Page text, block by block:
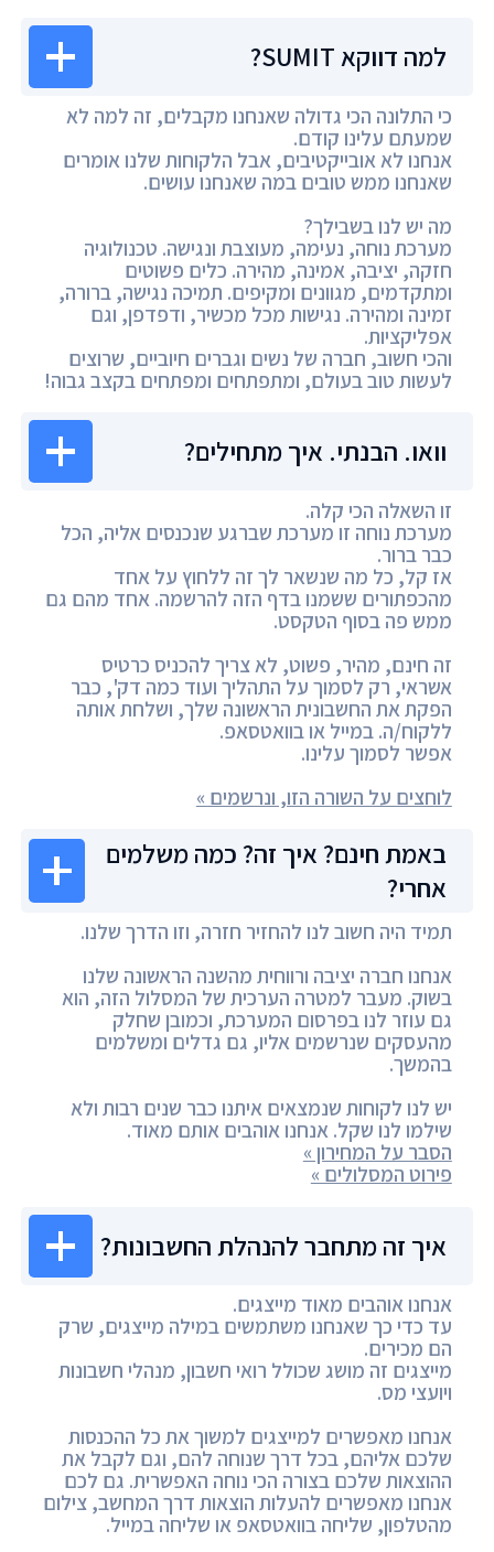
למה דווקא SUMIT?
כי התלונה הכי גדולה שאנחנו מקבלים, זה למה לא
שמעתם עלינו קודם.
אנחנו לא אובייקטיבים, אבל הלקוחות שלנו אומרים
שאנחנו ממש טובים במה שאנחנו עושים.
מה יש לנו בשבילך?
מערכת נוחה, נעימה, מעוצבת ונגישה. טכנולוגיה
חזקה, יציבה, אמינה, מהירה. כלים פשוטים
ומתקדמים, מגוונים ומקיפים. תמיכה נגישה, ברורה,
זמינה ומהירה. נגישות מכל מכשיר, ודפדפן, וגם
אפליקציות.
והכי חשוב, חברה של נשים וגברים חיוביים, שרוצים
לעשות טוב בעולם, ומתפתחים ומפתחים בקצב גבוה!
וואו. הבנתי. איך מתחילים?
זו השאלה הכי קלה.
מערכת נוחה זו מערכת שברגע שנכנסים אליה, הכל
כבר ברור.
אז קל, כל מה שנשאר לך זה ללחוץ על אחד
מהכפתורים ששמנו בדף הזה להרשמה. אחד מהם גם
ממש פה בסוף הטקסט.
זה חינם, מהיר, פשוט, לא צריך להכניס כרטיס
אשראי, רק לסמוך על התהליך ועוד כמה דק', כבר
הפקת את החשבונית הראשונה שלך, ושלחת אותה
ללקוח/ה. במייל או בוואטסאפ.
אפשר לסמוך עלינו.
לוחצים על השורה הזו, ונרשמים »
באמת חינם? איך זה? כמה משלמים
אחרי?
תמיד היה חשוב לנו להחזיר חזרה, וזו הדרך שלנו.
אנחנו חברה יציבה ורווחית מהשנה הראשונה שלנו
בשוק. מעבר למטרה הערכית של המסלול הזה, הוא
גם עוזר לנו בפרסום המערכת, וכמובן שחלק
מהעסקים שנרשמים אליו, גם גדלים ומשלמים
בהמשך.
יש לנו לקוחות שנמצאים איתנו כבר שנים רבות ולא
שילמו לנו שקל. אנחנו אוהבים אותם מאוד.
הסבר על המחירון »
פירוט המסלולים »
איך זה מתחבר להנהלת החשבונות?
אנחנו אוהבים מאוד מייצגים.
עד כדי כך שאנחנו משתמשים במילה מייצגים, שרק
הם מכירים.
מייצגים זה מושג שכולל רואי חשבון, מנהלי חשבונות
ויועצי מס.
אנחנו מאפשרים למייצגים למשוך את כל ההכנסות
שלכם אליהם, בכל דרך שנוחה להם, וגם לקבל את
ההוצאות שלכם בצורה הכי נוחה האפשרית. גם לכם
אנחנו מאפשרים להעלות הוצאות דרך המחשב, צילום
מהטלפון, שליחה בוואטסאפ או שליחה במייל.